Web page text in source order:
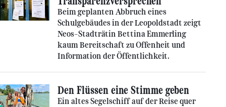
Beim geplanten Abbruch eines
Schulgebäudes in der Leopoldstadt zeigt
Neos-Stadträtin Bettina Emmerling
kaum Bereitschaft zu Offenheit und
Information der Öffentlichkeit.
Den Flüssen eine Stimme geben
Ein altes Segelschiff auf der Reise quer